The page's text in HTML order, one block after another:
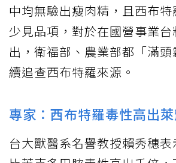
中均無驗出瘦肉精，且西布
少見品項，對於在國營事業
出，衛福部、農業部都「滿
續追查西布特羅來源。
專家：西布特羅毒性高出
台大獸醫系名譽教授賴秀穗